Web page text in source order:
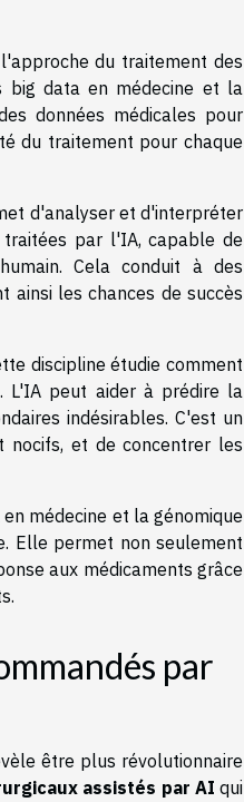
du traitement des
big data en médecine et la
données médicales pour
du traitement pour chaque
d'analyser et d'interpréter
traitées par l'IA, capable de
Cela conduit à des
ainsi les chances de succès
discipline étudie comment
L'IA peut aider à prédire la
indésirables. C'est un
et de concentrer les
médecine et la génomique
Elle permet non seulement
aux médicaments grâce
par
être plus révolutionnaire
assistés par AI qui